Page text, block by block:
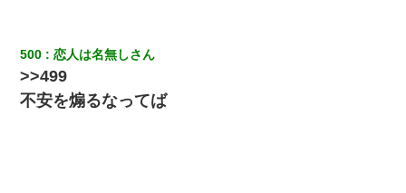
500 恋人は名無しさん
>>499
不安を煽るなってば